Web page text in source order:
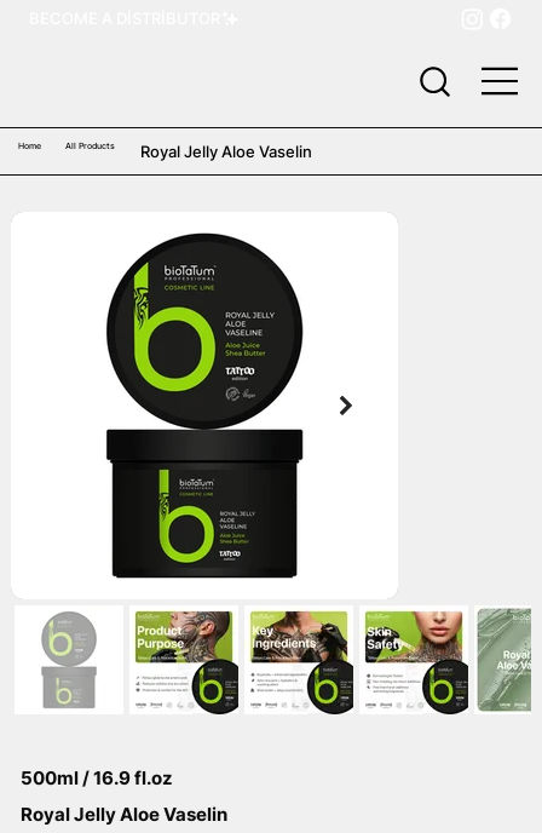
500ml / 16.9 fl.oz
Royal Jelly Aloe Vaselin
Home All Products Royal Jelly Aloe Vaselin